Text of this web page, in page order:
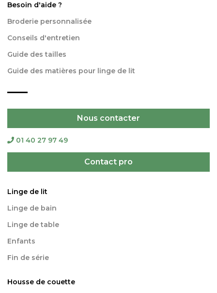
Besoin d'aide ?
Broderie personnalisée
Conseils d'entretien
Guide des tailles
Guide des matières pour linge de lit
Nous contacter
01 40 27 97 49
Contact pro
Linge de lit
Linge de bain
Linge de table
Enfants
Fin de série
Housse de couette